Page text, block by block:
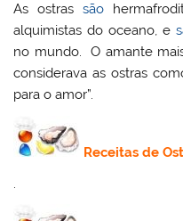
As ostrassão
alquimistas do oceano, e
no mundo. O amante
considerava as ostras
para o amor”.
Receitas de
.